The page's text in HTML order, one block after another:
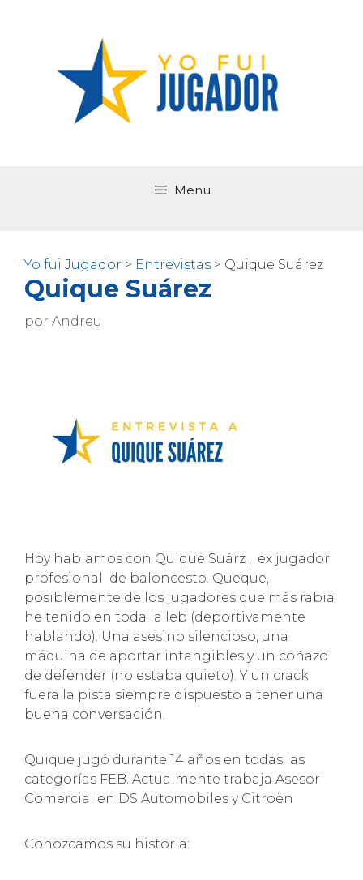
Menu
Yo fui Jugador > Entrevistas > Quique Suárez
Quique Suárez
por Andreu
Hoy hablamos con Quique Suárz , ex jugador
profesional de baloncesto. Queque,
posiblemente de los jugadores que más rabia
he tenido en toda la leb (deportivamente
hablando). Una asesino silencioso, una
máquina de aportar intangibles y un coñazo
de defender (no estaba quieto). Y un crack
fuera la pista siempre dispuesto a tener una
buena conversación.
Quique jugó durante 14 años en todas las
categorías FEB. Actualmente trabaja Asesor
Comercial en DS Automobiles y Citroën
Conozcamos su historia: